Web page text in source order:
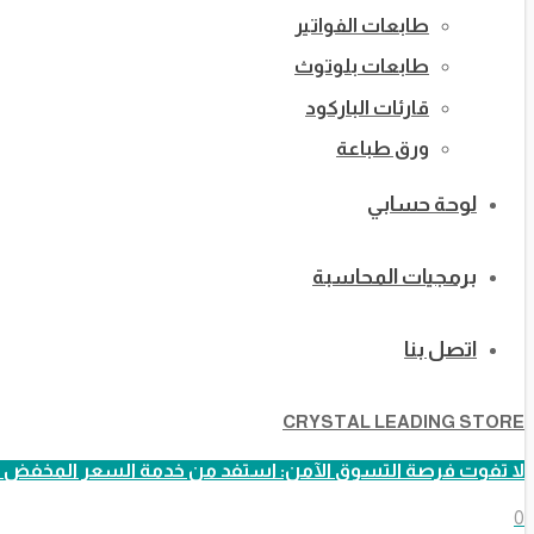
طابعات الفواتير
طابعات بلوتوث
قارئات الباركود
ورق طباعة
لوحة حسابي
برمجيات المحاسبة
اتصل بنا
CRYSTAL LEADING STORE
لا تفوت فرصة التسوق الآمن: استفد من خدمة السعر المخفض
0